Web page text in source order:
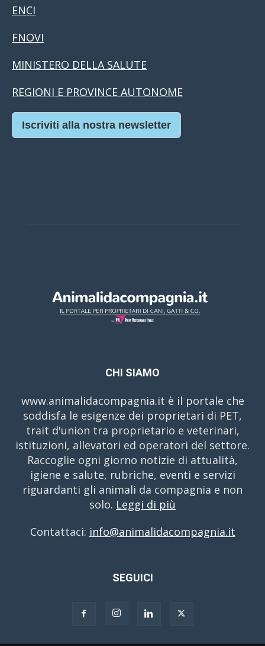
ENCI
FNOVI
MINISTERO DELLA SALUTE
REGIONI E PROVINCE AUTONOME
Iscriviti alla nostra newsletter
CHI SIAMO
www.animalidacompagnia.it è il portale che
soddisfa le esigenze dei proprietari di PET,
trait d'union tra proprietario e veterinari,
istituzioni, allevatori ed operatori del settore.
Raccoglie ogni giorno notizie di attualità,
igiene e salute, rubriche, eventi e servizi
riguardanti gli animali da compagnia e non
solo. Leggi di più
Contattaci: info@animalidacompagnia.it
SEGUICI